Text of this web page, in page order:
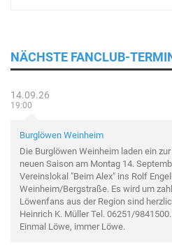
NÄCHSTE FANCLUB-
14.09.26
19:00
Burglöwen Weinheim
Die Burglöwen Weinheim laden ein
neuen Saison am Montag 14.
Vereinslokal "Beim Alex" ins Rolf
Weinheim/Bergstraße. Es wird um
Löwenfans aus der Region sind
Heinrich K. Müller Tel. 06251/
Einmal Löwe, immer Löwe.